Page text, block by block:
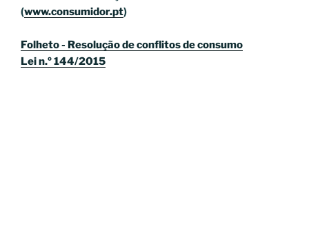
(www.consumidor.pt)
Folheto - Resolução de conflitos de consumo
Lei n.º 144/2015